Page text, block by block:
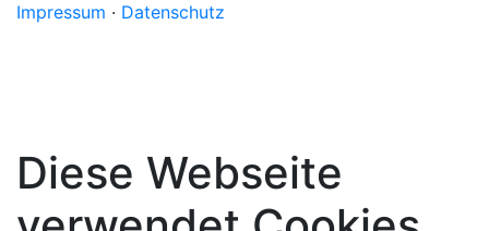
Impressum · Datenschutz
Diese Webseite